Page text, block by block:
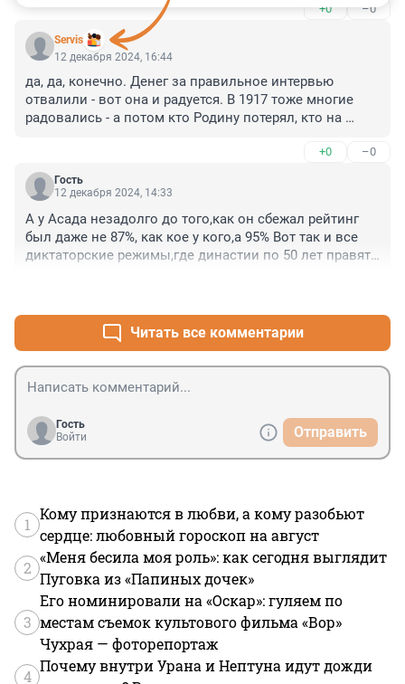
+0 –0
Servis
12 декабря 2024, 16:44
да, да, конечно. Денег за правильное интервью
отвалили - вот она и радуется. В 1917 тоже многие
радовались - а потом кто Родину потерял, кто на
радовалось коренное население колониальных
стран, когда англо-саксы свергали правительства их
+0 –0
Гость
12 декабря 2024, 14:33
А у Асада незадолго до того,как он сбежал рейтинг
был даже не 87%, как кое у кого,а 95% Вот так и все
диктаторские режимы,где династии по 50 лет правят
Читать все комментарии
Гость
Войти
Отправить
1
Кому признаются в любви, а кому разобьют
сердце: любовный гороскоп на август
2
«Меня бесила моя роль»: как сегодня выглядит
Пуговка из «Папиных дочек»
3
Его номинировали на «Оскар»: гуляем по
местам съемок культового фильма «Вор»
Чухрая — фоторепортаж
4
Почему внутри Урана и Нептуна идут дожди